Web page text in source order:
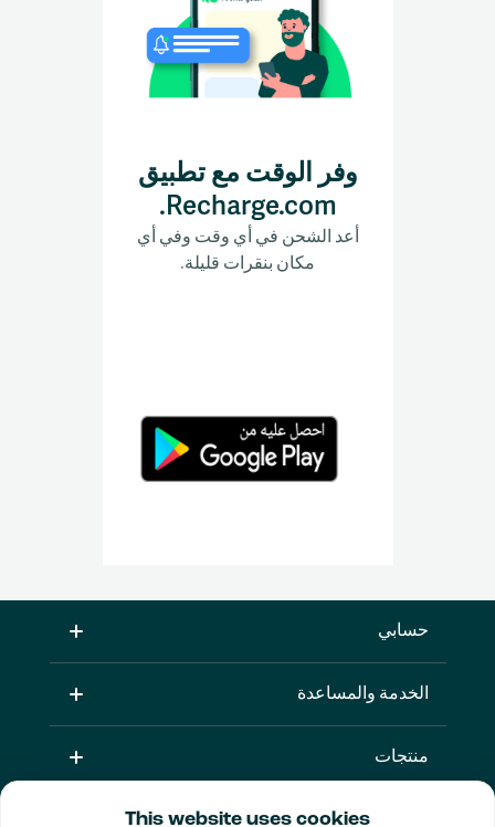
This website uses cookies
وفر الوقت مع تطبيق
Recharge.com.
أعد الشحن في أي وقت وفي أي
مكان بنقرات قليلة.
حسابي
الخدمة والمساعدة
منتجات